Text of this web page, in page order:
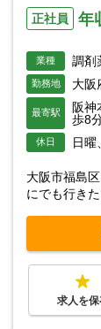
正社員 年
業種 調剤
勤務地 大阪
最寄駅
阪神
歩8
休日 日曜
大阪市福島
にでも行き
求人を保